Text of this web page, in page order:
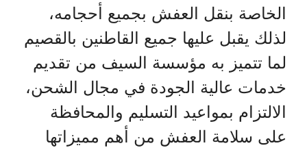
الخاصة بنقل العفش بجميع أحجامه،
لذلك يقبل عليها جميع القاطنين بالقصيم
لما تتميز به مؤسسة السيف من تقديم
خدمات عالية الجودة في مجال الشحن،
الالتزام بمواعيد التسليم والمحافظة
على سلامة العفش من أهم مميزاتها